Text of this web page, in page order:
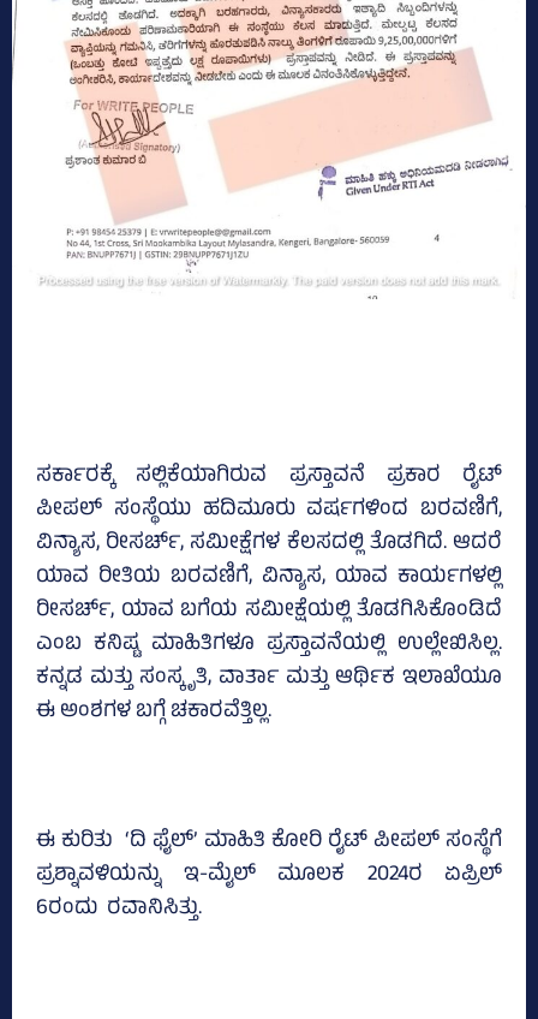
ಸರ್ಕಾರಕ್ಕೆ ಸಲ್ಲಿಕೆಯಾಗಿರುವ ಪ್ರಸ್ತಾವನೆ ಪ್ರಕಾರ ರೈಟ್‌
ಪೀಪಲ್‌ ಸಂಸ್ಥೆಯು ಹದಿಮೂರು ವರ್ಷಗಳಿಂದ ಬರವಣಿಗೆ,
ವಿನ್ಯಾಸ, ರೀಸರ್ಚ್‌, ಸಮೀಕ್ಷೆಗಳ ಕೆಲಸದಲ್ಲಿ ತೊಡಗಿದೆ. ಆದರೆ
ಯಾವ ರೀತಿಯ ಬರವಣಿಗೆ, ವಿನ್ಯಾಸ, ಯಾವ ಕಾರ್ಯಗಳಲ್ಲಿ
ರೀಸರ್ಚ್‌, ಯಾವ ಬಗೆಯ ಸಮೀಕ್ಷೆಯಲ್ಲಿ ತೊಡಗಿಸಿಕೊಂಡಿದೆ
ಎಂಬ ಕನಿಷ್ಟ ಮಾಹಿತಿಗಳೂ ಪ್ರಸ್ತಾವನೆಯಲ್ಲಿ ಉಲ್ಲೇಖಿಸಿಲ್ಲ.
ಕನ್ನಡ ಮತ್ತು ಸಂಸ್ಕೃತಿ, ವಾರ್ತಾ ಮತ್ತು ಆರ್ಥಿಕ ಇಲಾಖೆಯೂ
ಈ ಅಂಶಗಳ ಬಗ್ಗೆ ಚಕಾರವೆತ್ತಿಲ್ಲ.
ಈ ಕುರಿತು ‘ದಿ ಫೈಲ್‌’ ಮಾಹಿತಿ ಕೋರಿ ರೈಟ್‌ ಪೀಪಲ್‌ ಸಂಸ್ಥೆಗೆ
ಪ್ರಶ್ನಾವಳಿಯನ್ನು ಇ-ಮೈಲ್‌ ಮೂಲಕ 2024ರ ಏಪ್ರಿಲ್‌
6ರಂದು ರವಾನಿಸಿತ್ತು.